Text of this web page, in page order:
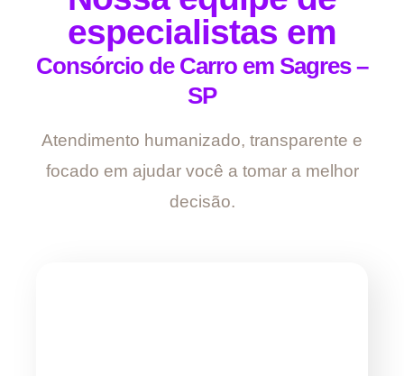
especialistas em
Consórcio de Carro em Sagres –
SP
Atendimento humanizado, transparente e
focado em ajudar você a tomar a melhor
decisão.